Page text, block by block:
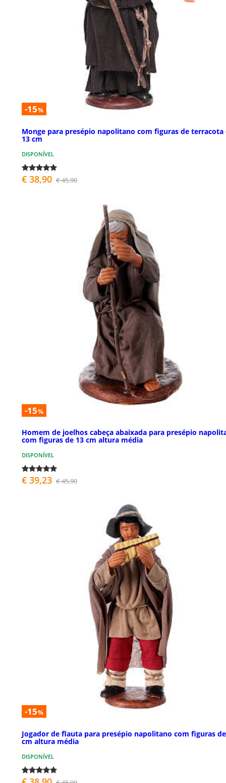
-15%
Monge para presépio napolitano com figuras de terracota
13 cm
DISPONÍVEL
€ 38,90 € 45,90
-15%
Homem de joelhos cabeça abaixada para presépio
com figuras de 13 cm altura média
DISPONÍVEL
€ 39,23 € 45,90
-15%
Jogador de flauta para presépio napolitano com figuras
cm altura média
DISPONÍVEL